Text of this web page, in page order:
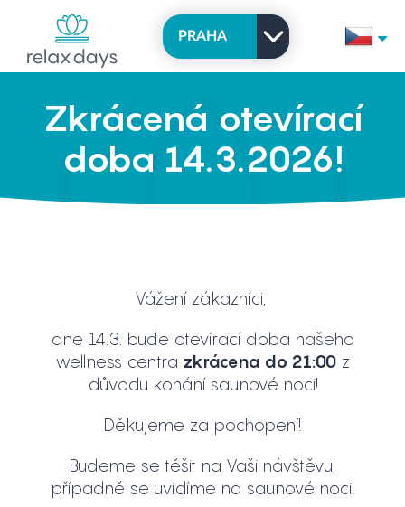
Zkrácená otevírací
doba 14.3.2026!
Vážení zákazníci,
dne 14.3. bude otevírací doba našeho
wellness centra zkrácena do 21:00 z
důvodu konání saunové noci!
Děkujeme za pochopení!
Budeme se těšit na Vaši návštěvu,
případně se uvidíme na saunové noci!